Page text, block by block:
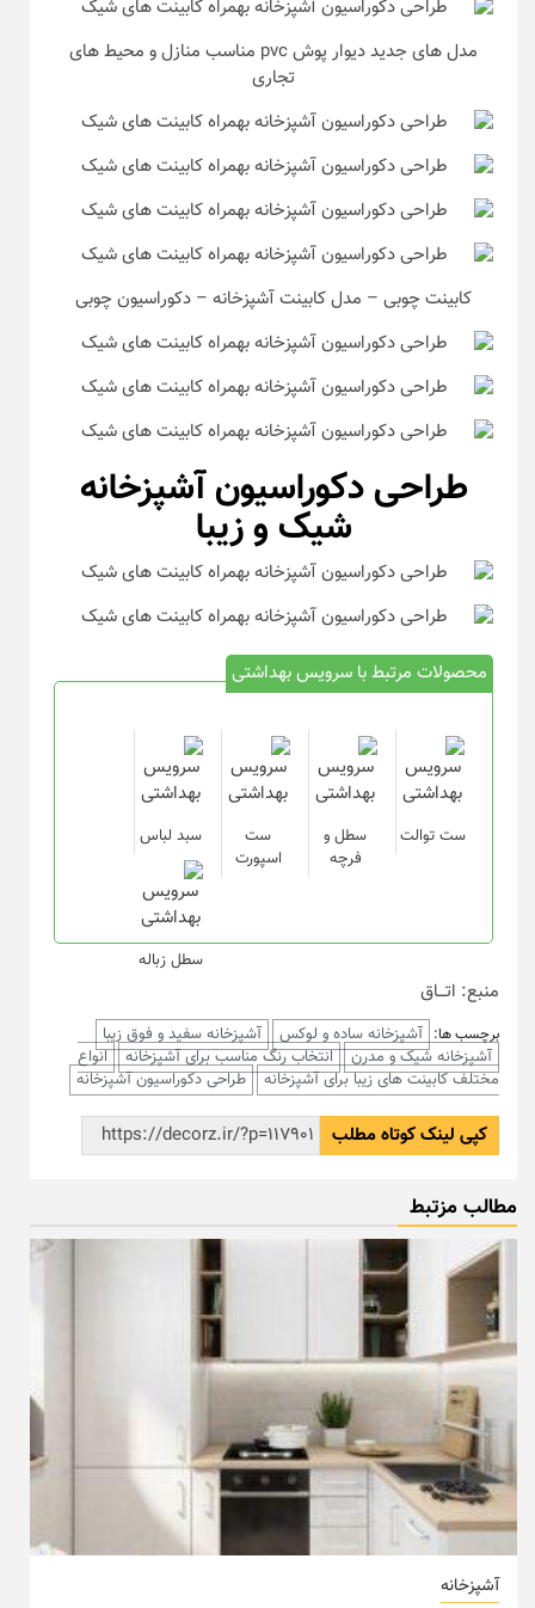
مدل های جدید دیوار پوش pvc مناسب منازل و محیط های
تجاری
کابینت چوبی – مدل کابینت آشپزخانه – دکوراسیون چوبی
طراحی دکوراسیون آشپزخانه
شیک و زیبا
محصولات مرتبط با سرویس بهداشتی
ست توالت
سطل و
فرچه
ست
اسپورت
سبد لباس
سطل زباله
منبع: اتـــاق
برچسب ها: آشپزخانه ساده و لوکس
آشپزخانه سفید و فوق زیبا
آشپزخانه شیک و مدرن
انتخاب رنگ مناسب برای آشپزخانه
انواع
مختلف کابینت های زیبا برای آشپزخانه
طراحی دکوراسیون آشپزخانه
کپی لینک کوتاه مطلب
مطالب مزتبط
آشپزخانه